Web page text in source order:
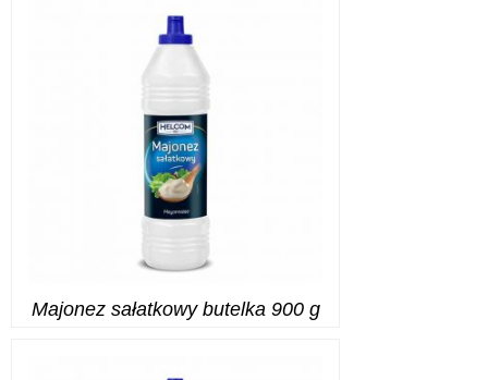
Majonez sałatkowy butelka 900 g